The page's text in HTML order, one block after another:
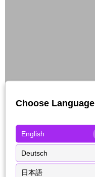
Choose Language
English
Deutsch
日本語